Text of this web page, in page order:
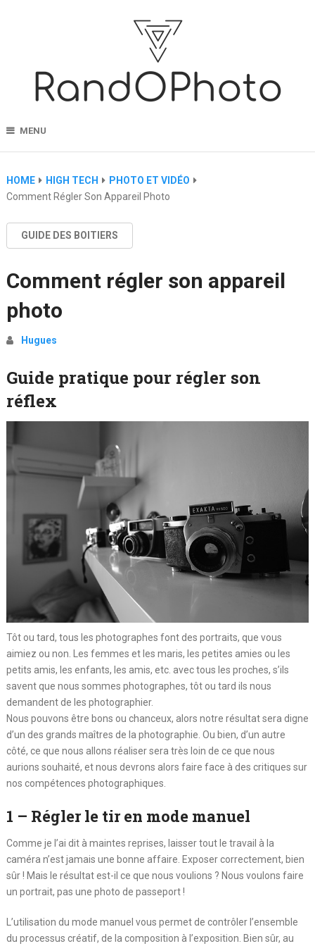
MENU
HOME HIGH TECH
PHOTO ET VIDÉO
Comment Régler Son Appareil Photo
GUIDE DES BOITIERS
Comment régler son appareil
photo
Hugues
Guide pratique pour régler son
réflex
Tôt ou tard, tous les photographes font des portraits, que vous
aimiez ou non. Les femmes et les maris, les petites amies ou les
petits amis, les enfants, les amis, etc. avec tous les proches, s’ils
savent que nous sommes photographes, tôt ou tard ils nous
demandent de les photographier.
Nous pouvons être bons ou chanceux, alors notre résultat sera digne
d’un des grands maîtres de la photographie. Ou bien, d’un autre
côté, ce que nous allons réaliser sera très loin de ce que nous
aurions souhaité, et nous devrons alors faire face à des critiques sur
nos compétences photographiques.
1 – Régler le tir en mode manuel
Comme je l’ai dit à maintes reprises, laisser tout le travail à la
caméra n’est jamais une bonne affaire. Exposer correctement, bien
sûr ! Mais le résultat est-il ce que nous voulions ? Nous voulons faire
un portrait, pas une photo de passeport !
L’utilisation du mode manuel vous permet de contrôler l’ensemble
du processus créatif, de la composition à l’exposition. Bien sûr, au